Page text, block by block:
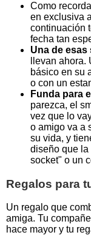
Como
en exclusiva a
continuación
fecha tan
Una de
llevan
básico en su
o con un
Funda para
parezca, el
vez que lo
o amigo va a
su vida, y
diseño que la
socket" o un
Regalos para
Un regalo que
amiga. Tu
hace mayor y tu